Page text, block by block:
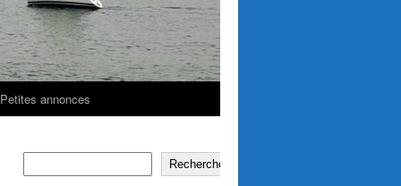
Petites annonces
Rechercher